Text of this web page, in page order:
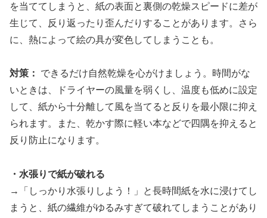
を当ててしまうと、紙の表面と裏側の乾燥スピードに差が
生じて、反り返ったり歪んだりすることがあります。さら
に、熱によって絵の具が変色してしまうことも。
対策：
できるだけ自然乾燥を心がけましょう。時間がな
いときは、ドライヤーの風量を弱くし、温度も低めに設定
して、紙から十分離して風を当てると反りを最小限に抑え
られます。また、乾かす際に軽い本などで四隅を抑えると
反り防止になります。
・水張りで紙が破れる
→「しっかり水張りしよう！」と長時間紙を水に浸けてし
まうと、紙の繊維がゆるみすぎて破れてしまうことがあり